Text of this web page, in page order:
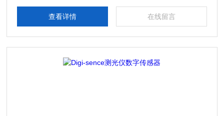
查看详情 在线留言